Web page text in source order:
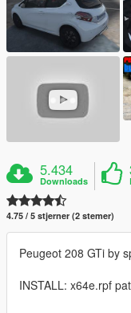
5.434
Downloads
4.75 / 5 stjerner (2 stemer)
Peugeot 208 GTi by
INSTALL: x64e.rpf